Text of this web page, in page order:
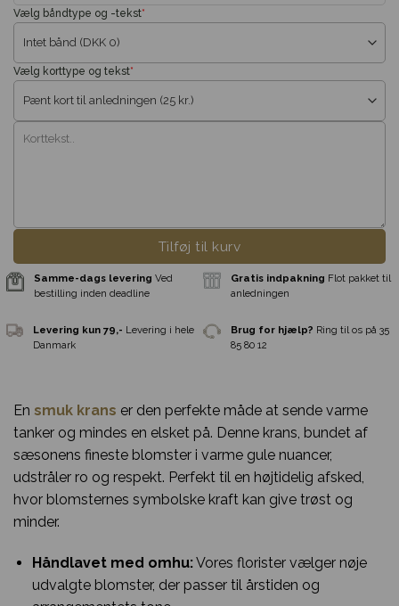
En smuk krans er den perfekte måde at sende varme
tanker og mindes en elsket på. Denne krans, bundet af
sæsonens fineste blomster i varme gule nuancer,
udstråler ro og respekt. Perfekt til en højtidelig afsked,
hvor blomsternes symbolske kraft kan give trøst og
minder.
Håndlavet med omhu:Vores florister vælger nøje
udvalgte blomster, der passer til årstiden og
*
Vælg båndtype og -tekst
*
Vælg korttype og tekst
Tilføj til kurv
Samme-dags levering Ved
Gratis